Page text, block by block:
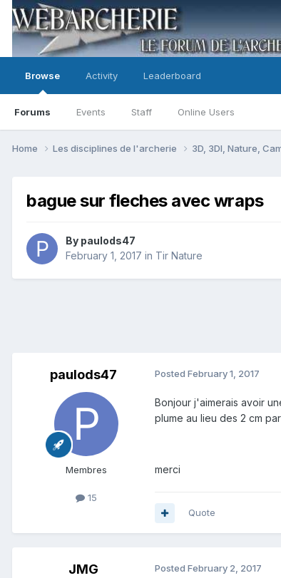
Browse
Forums Events Staff Online Users
Activity Leaderboard
Home Les disciplines de l'archerie 3D, 3DI, Nature,
bague sur fleches avec wraps
By paulods47
February 1, 2017 in Tir Nature
paulods47
Membres
15
Posted February 1, 2017
Bonjour j'aimerais avoir
plume au lieu des 2 cm
merci
Quote
JMG Posted February 2, 2017